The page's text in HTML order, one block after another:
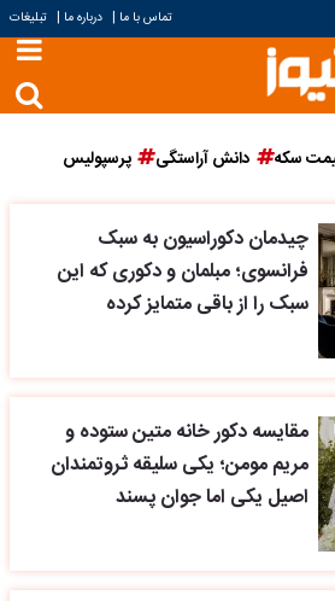
تماس با ما | درباره ما | تبلیغات
سکه دانش آراستگی پرسپولیس
چیدمان دکوراسیون به سبک
فرانسوی؛ مبلمان و دکوری که این
سبک را از باقی متمایز کرده
مقایسه دکور خانه متین ستوده و
مریم مومن؛ یکی سلیقه ثروتمندان
اصیل یکی اما جوان پسند